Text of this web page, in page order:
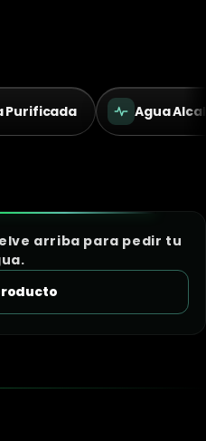
Purificada Agua
arriba para pedir tu